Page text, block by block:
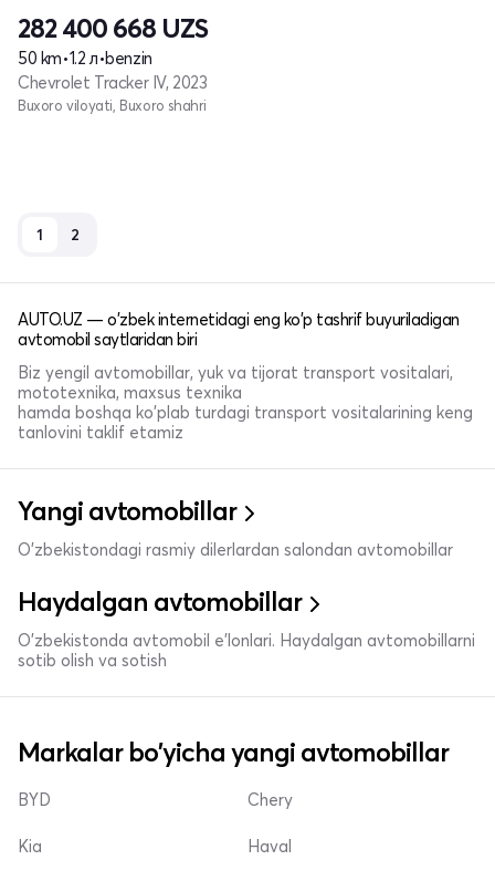
282 400 668 UZS
50 km•1.2 л•benzin
Chevrolet Tracker IV, 2023
Buxoro viloyati, Buxoro shahri
1 2
AUTO.UZ — o'zbek internetidagi eng ko'p tashrif buyuriladigan
avtomobil saytlaridan biri
Biz yengil avtomobillar, yuk va tijorat transport vositalari,
mototexnika, maxsus texnika
hamda boshqa ko'plab turdagi transport vositalarining keng
tanlovini taklif etamiz
Yangi avtomobillar
O'zbekistondagi rasmiy dilerlardan salondan avtomobillar
Haydalgan avtomobillar
O'zbekistonda avtomobil e’lonlari. Haydalgan avtomobillarni
sotib olish va sotish
Markalar bo'yicha yangi avtomobillar
BYD
Kia
Chery
Haval